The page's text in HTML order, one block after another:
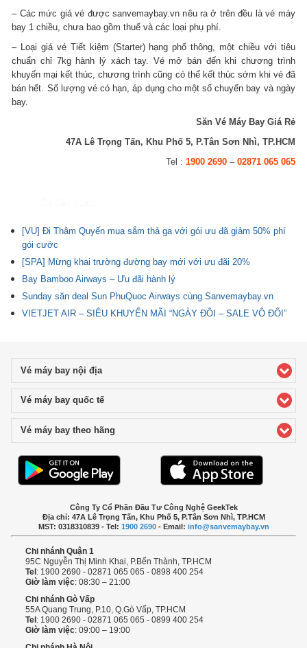
– Các mức giá vé được sanvemaybay.vn nêu ra ở trên đều là vé máy
bay 1 chiều, chưa bao gồm thuế và các loại phụ phí.
– Loại giá vé Tiết kiệm (Starter) hạng phổ thông, một chiều với tiêu
chuẩn chỉ 7kg hành lý xách tay. Vé mở bán đến khi chương trình
khuyến mại kết thúc, chương trình cũng có thể kết thúc sớm khi vé đã
bán hết. Số lượng vé có hạn, áp dụng cho một số chuyến bay và ngày
bay.
Săn Vé Máy Bay Giá Rẻ
47A Lê Trọng Tấn, Khu Phố 5, P.Tân Sơn Nhì, TP.HCM
Tel : 1900 2690– 02871 065 065
[VU] Đi Thâm Quyến mua sắm thả ga với gói ưu đã giảm 50% phí
gói cước
[SPA] Mừng khai trường đường bay mới với ưu đãi 20%
Bay Bamboo Airways – Ưu đãi hành lý
Sunday săn deal Sun PhuQuoc Airways cùng Sanvemaybay.vn
VIETJET AIR – SIÊU KHUYẾN MÃI “NGÀY ĐÔI – SALE VÔ ĐỐI”
Vé máy bay nội địaclick to expand contents
Vé máy bay quốc tếclick to expand contents
Vé máy bay theo hãng
Công Ty Cổ Phần Đầu Tư Công Nghệ GeekTek
Địa chỉ: 47A Lê Trọng Tấn, Khu Phố 5, P.Tân Sơn Nhì, TP.HCM
MST: 0318310839 - Tel: 1900 2690- Email: info@sanvemaybay.vn
Chi nhánh Quận 1
95C Nguyễn Thị Minh Khai, P.Bến Thành, TP.HCM
Tel : 1900 2690 - 02871 065 065 - 0898 400 254
Giờ làm việc: 08:30 – 21:00
Chi nhánh Gò Vấp
55A Quang Trung, P.10, Q.Gò Vấp, TP.HCM
Tel : 1900 2690 - 02871 065 065 - 0899 400 254
Giờ làm việc: 09:00 – 19:00